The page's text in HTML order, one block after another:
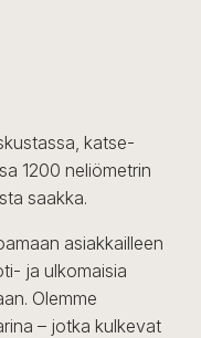
katse-
1200 neliömetrin
saakka.
asiakkailleen
ja ulkomaisia
Olemme
– jotka kulkevat